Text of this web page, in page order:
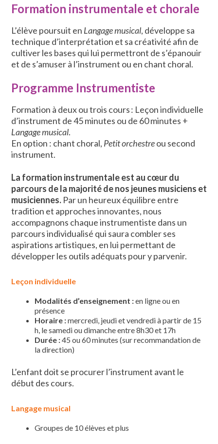
Formation instrumentale et chorale
L’élève poursuit en Langage musical, développe sa
technique d’interprétation et sa créativité afin de
cultiver les bases qui lui permettront de s’épanouir
et de s’amuser à l’instrument ou en chant choral.
Programme Instrumentiste
Formation à deux ou trois cours: Leçon individuelle
d’instrument de 45 minutes ou de 60 minutes +
Langage musical.
En option : chant choral, Petit orchestreou second
instrument.
La formation instrumentale est au cœur du
parcours de la majorité de nos jeunes musiciens et
musiciennes.Par un heureux équilibre entre
tradition et approches innovantes, nous
accompagnons chaque instrumentiste dans un
parcours individualisé qui saura combler ses
aspirations artistiques, en lui permettant de
développer les outils adéquats pour y parvenir.
Leçon individuelle
Modalités d’enseignement :en ligne ou en
présence
Horaire :mercredi, jeudi et vendredi à partir de 15
h, le samedi ou dimanche entre 8h30 et 17h
Durée :45 ou 60 minutes (sur recommandation de
la direction)
L’enfant doit se procurer l’instrument avant le
début des cours.
Langage musical
Groupes de 10 élèves et plus